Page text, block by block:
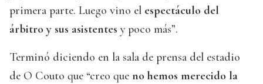
primera parte. Luego vino el espectáculo del
árbitro y sus asistentes y poco más”.
Terminó diciendo en la sala de prensa del estadio
de O Couto que “creo que no hemos merecido la